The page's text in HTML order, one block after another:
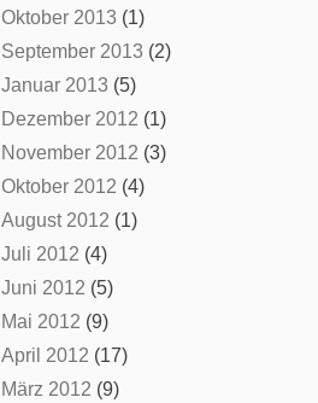
Oktober 2013 (1)
September 2013 (2)
Januar 2013 (5)
Dezember 2012 (1)
November 2012 (3)
Oktober 2012 (4)
August 2012 (1)
Juli 2012 (4)
Juni 2012 (5)
Mai 2012 (9)
April 2012 (17)
März 2012 (9)